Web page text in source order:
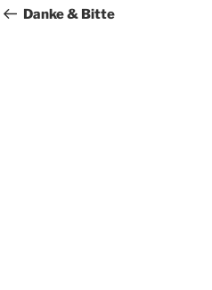
Beitrag
Danke & Bitte